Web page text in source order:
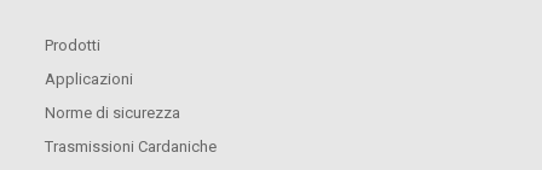
Prodotti
Applicazioni
Norme di sicurezza
Trasmissioni Cardaniche